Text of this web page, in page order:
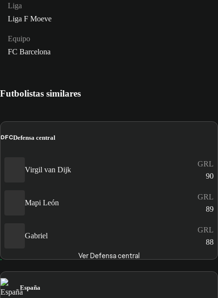
Liga
Liga F Moeve
Equipo
FC Barcelona
Futbolistas similares
DFCDefensa central
Virgil van Dijk
GRL
90
Mapi León
GRL
89
Gabriel
GRL
88
Ver Defensa central
España